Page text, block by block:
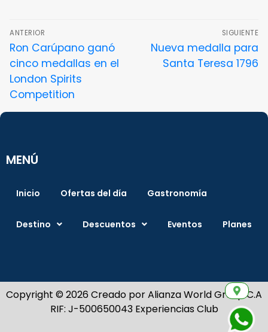
ANTERIOR
Ron Carúpano ganó
cinco medallas en el
London Spirits
Competition
SIGUIENTE
Nueva medalla para
Santa Teresa 1796
MENÚ
Inicio Ofertas del día Gastronomía
Destino Descuentos Eventos Planes
Copyright © 2026 Creado por Alianza World Group C.A
RIF: J-500650043 Experiencias Club